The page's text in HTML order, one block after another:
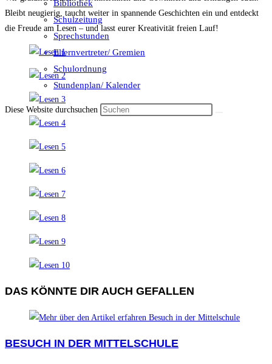
Bibliothek
Schulzeitung
Sprechstunden
Elternvertreter/ Gremien
Schulordnung
Stundenplan/ Kalender
Diese Website durchsuchen
Bleibt neugierig, taucht weiter in spannende Geschichten ein und entdeckt
die Freude am Lesen – und lasst eurer Kreativität freien Lauf!
DAS KÖNNTE DIR AUCH GEFALLEN
BESUCH IN DER MITTELSCHULE